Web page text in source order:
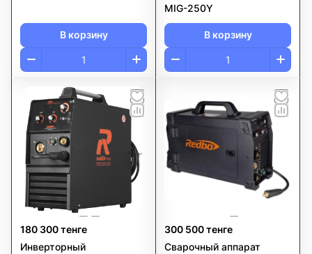
В корзину
MIG-250Y
В корзину
180 300 тенге
Инверторный
300 500 тенге
Сварочный аппарат